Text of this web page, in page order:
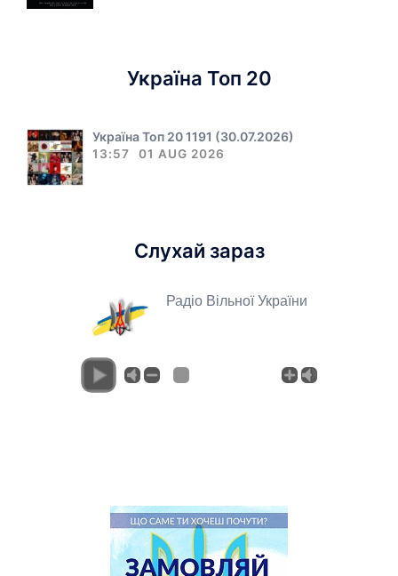
Україна Топ 20
Україна Топ 20 1191 (30.07.2026)
13:57 01 AUG 2026
Слухай зараз
Радіо Вільної України